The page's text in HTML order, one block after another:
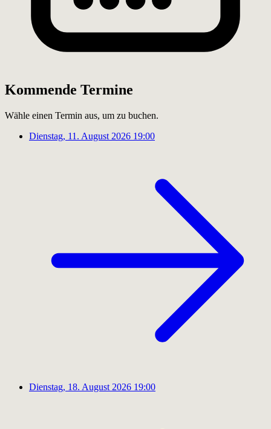
Kommende Termine
Wähle einen Termin aus, um zu buchen.
Dienstag, 11. August 2026 19:00
Dienstag, 18. August 2026 19:00